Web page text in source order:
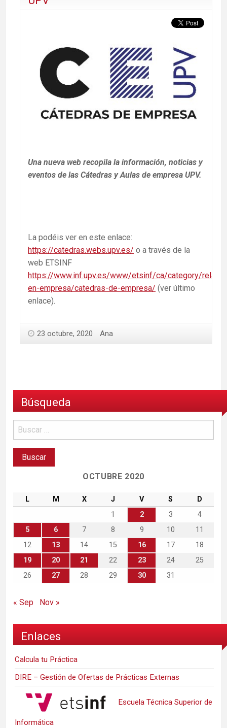
Una nueva web recopila la información, noticias y
eventos de las Cátedras y Aulas de empresa UPV.
La podéis ver en este enlace:
https://catedras.webs.upv.es/ o a través de la
web ETSINF
https://www.inf.upv.es/www/etsinf/ca/category/
en-empresa/catedras-de-empresa/ (ver último
enlace).
23 octubre, 2020 Ana
Búsqueda
OCTUBRE 2020
L M X J V S
D
1
2 3
4
5
6 7 8 9 10
11
12
13 14 15 16 17
18
19
20 21 22 23 24
25
26
27 28 29 30 31
« Sep Nov »
Enlaces
Calcula tu Práctica
DIRE – Gestión de Ofertas de Prácticas Externas
Escuela Técnica Superior de
Informática